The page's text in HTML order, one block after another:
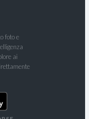
foto e
ai